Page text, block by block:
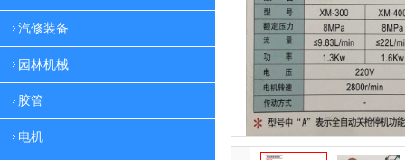
汽修装备
园林机械
胶管
电机